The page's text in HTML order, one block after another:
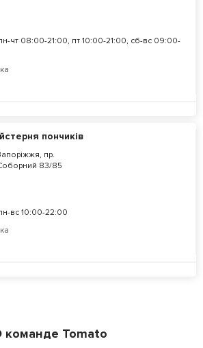
чт 08:00-21:00, пт 10:00-21:00, сб-вс 09:00-
пончиків
пр.
83/85
вс 10:00-22:00
команде Tomato